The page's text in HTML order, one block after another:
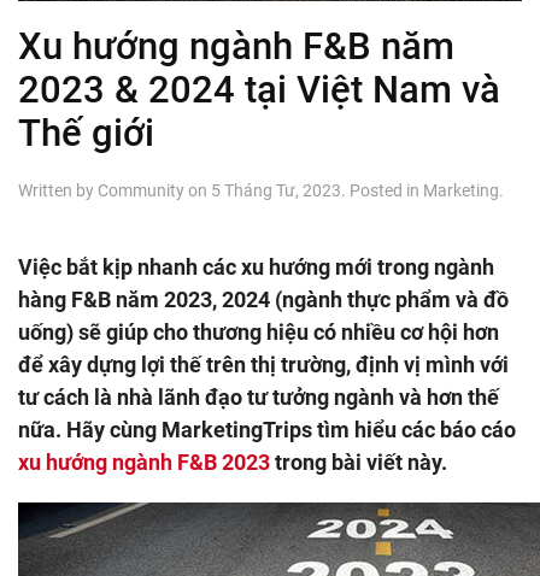
Xu hướng ngành F&B năm
2023 & 2024 tại Việt Nam và
Thế giới
Written by Communityon 5 Tháng Tư, 2023. Posted in Marketing.
Việc bắt kịp nhanh các xu hướng mới trong ngành
hàng F&B năm 2023, 2024 (ngành thực phẩm và đồ
uống) sẽ giúp cho thương hiệu có nhiều cơ hội hơn
để xây dựng lợi thế trên thị trường, định vị mình với
tư cách là nhà lãnh đạo tư tưởng ngành và hơn thế
nữa. Hãy cùng MarketingTrips tìm hiểu các báo cáo
xu hướng ngành F&B 2023trong bài viết này.